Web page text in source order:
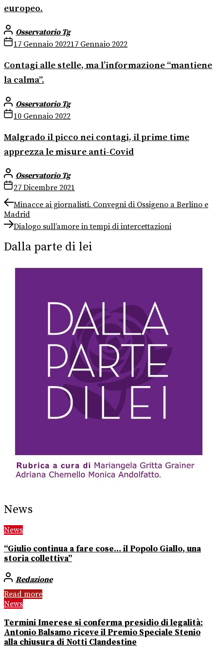
europeo.
Osservatorio Tg
17 Gennaio 202217 Gennaio 2022
Contagi alle stelle, ma l’informazione “mantiene
la calma”.
Osservatorio Tg
10 Gennaio 2022
Malgrado il picco nei contagi, il prime time
apprezza le misure anti-Covid
Osservatorio Tg
27 Dicembre 2021
Navigazione
articoli
Previous
post:
Minacce ai giornalisti. Convegni di Ossigeno a Berlino e
Madrid
Next
Dialogo sull’amore in tempi di intercettazioni
Dalla parte di lei
News
News
“Giulio continua a fare cose… il Popolo Giallo, una
storia collettiva”
Redazione
Read more
News
Termini Imerese si conferma presidio di legalità:
Antonio Balsamo riceve il Premio Speciale Stenio
alla chiusura di Notti Clandestine